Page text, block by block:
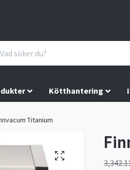
Kötthantering
Titanium